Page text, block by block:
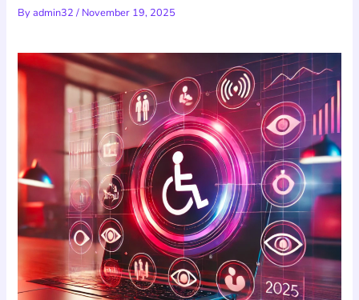
Byadmin32/ November 19, 2025